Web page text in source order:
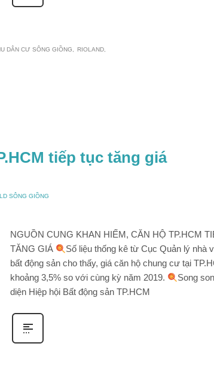
DÂN CƯ SÔNG GIỒNG RIOLAND
tiếp tục tăng giá
SÔNG GIỒNG
NGUỒN CUNG KHAN HIẾM, CĂN HỘ TP.HCM
TĂNG GIÁ
Số liệu thống kê từ Cục Quản lý nhà
bất động sản cho thấy, giá căn hộ chung cư tại
khoảng 3,5% so với cùng kỳ năm 2019.
Song
diện Hiệp hội Bất động sản TP.HCM